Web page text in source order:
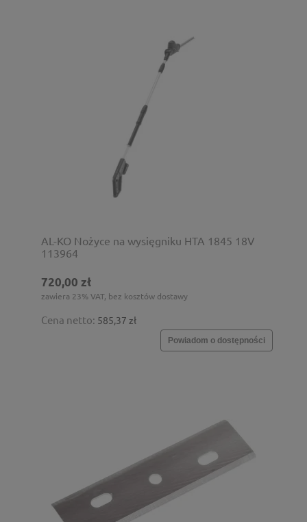
AL-KO Nożyce na wysięgniku HTA 1845 18V
113964
720,00 zł
zawiera 23% VAT, bez kosztów dostawy
Cena netto: 585,37 zł
Powiadom o dostępności